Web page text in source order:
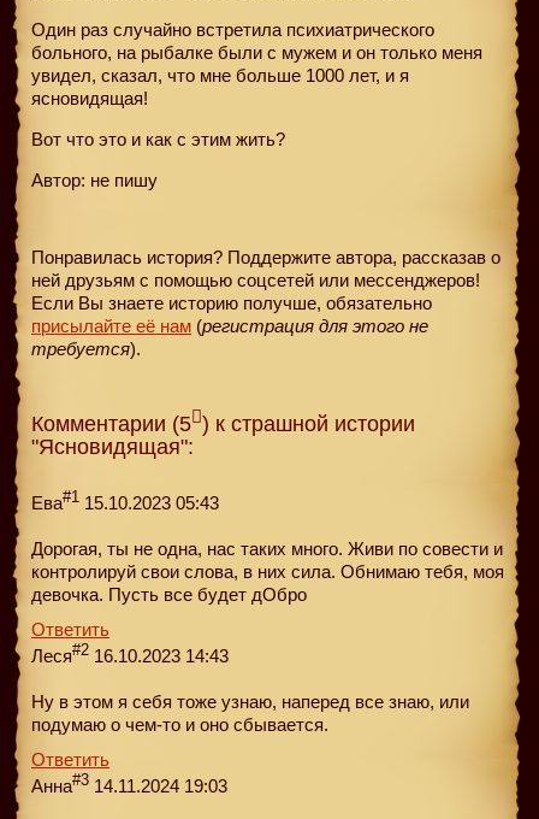
Один раз случайно встретила психиатрического
больного, на рыбалке были с мужем и он только меня
увидел, сказал, что мне больше 1000 лет, и я
ясновидящая!
Вот что это и как с этим жить?
Автор: не пишу
Понравилась история? Поддержите автора, рассказав о
ней друзьям с помощью соцсетей или мессенджеров!
Если Вы знаете историю получше, обязательно
присылайте её нам (регистрация для этого не
требуется).
Комментарии (5 ) к страшной истории
"Ясновидящая":
Ева#1 15.10.2023 05:43
Дорогая, ты не одна, нас таких много. Живи по совести и
контролируй свои слова, в них сила. Обнимаю тебя, моя
девочка. Пусть все будет дОбро
Ответить
Леся#2 16.10.2023 14:43
Ну в этом я себя тоже узнаю, наперед все знаю, или
подумаю о чем-то и оно сбывается.
Ответить
Анна#3 14.11.2024 19:03